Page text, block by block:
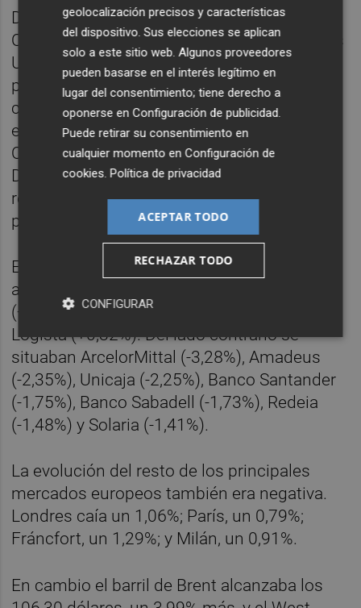
De cara al futuro, el conflicto desatado en
Oriente Próximo tras los ataques de Estados
Unidos e Israel a Irán y la respuesta del país
persa se cobrará una décima en el
crecimiento de la economía española tanto
este año como el siguiente, según la
Organización para la Cooperación y el
Desarrollo Económico (OCDE), que ha
revisado a la baja sus proyecciones del
pasado mes de diciembre.
En este contexto, los principales valores
alcistas eran Merlin (+2,05%), Repsol
(+1,14%), Puig (+1,04%), Naturgy (+0,95%) y
Logista (+0,32%). Del lado contrario se
situaban ArcelorMittal (-3,28%), Amadeus
(-2,35%), Unicaja (-2,25%), Banco Santander
(-1,75%), Banco Sabadell (-1,73%), Redeia
(-1,48%) y Solaria (-1,41%).
La evolución del resto de los principales
mercados europeos también era negativa.
Londres caía un 1,06%; París, un 0,79%;
Fráncfort, un 1,29%; y Milán, un 0,91%.
En cambio el barril de Brent alcanzaba los
geolocalización precisos y características
del dispositivo. Sus elecciones se aplican
solo a este sitio web. Algunos proveedores
pueden basarse en el interés legítimo en
lugar del consentimiento; tiene derecho a
oponerse enConfiguración de publicidad.
Puede retirar su consentimiento en
cualquier momento enConfiguración de
cookies.Política de privacidad
ACEPTAR TODO
RECHAZAR TODO
CONFIGURAR